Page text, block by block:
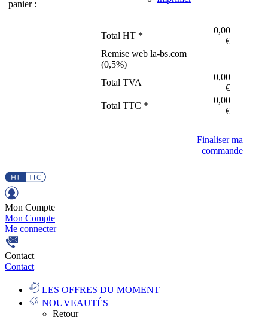
panier :
Total HT *
0,00
€
Remise web la-bs.com
(0,5%)
Total TVA
0,00
€
Total TTC *
0,00
€
Finaliser ma
commande
Mon Compte
Mon Compte
Me connecter
Contact
Contact
LES OFFRES DU MOMENT
NOUVEAUTÉS
Retour